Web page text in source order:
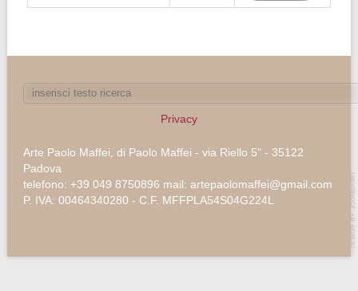
Privacy
Arte Paolo Maffei, di Paolo Maffei - via Riello 5" - 35122
Padova
telefono: +39 049 8750896 mail: artepaolomaffei@gmail.com
P. IVA: 00464340280 - C.F. MFFPLA54S04G224L